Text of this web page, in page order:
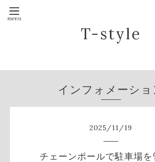
T-style
インフォメーショ
2025/11/19
チェーンポールで駐車場を